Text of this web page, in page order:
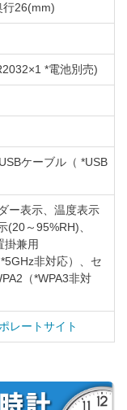
行26(mm)
*電池別売)
ケーブル（ *USB
ー表示、温度表示
～95%RH)、
掛兼用
非対応）、セ
（*WPA3非対
レートサイト